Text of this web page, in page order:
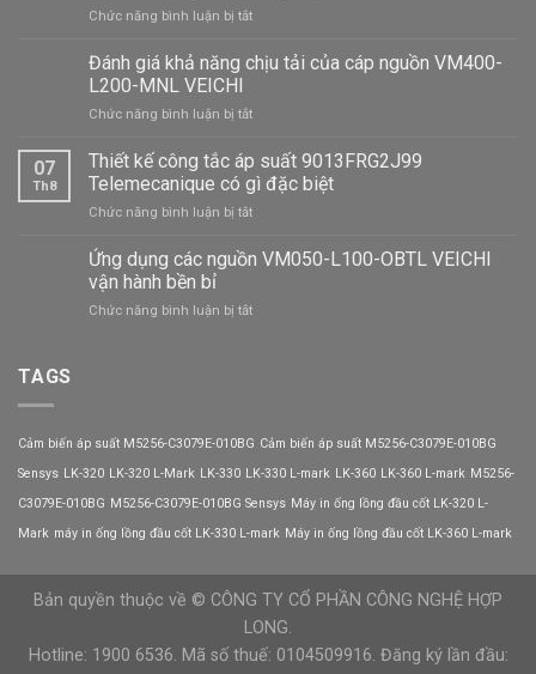
Chức năng bình luận bị tắtở
tắc
9013FHG59J59G4
khả
năng
chịu
tải
Đánh giá khả năng chịu tải của cáp nguồn VM400-
L200-MNL VEICHI
Chức năng bình luận bị tắtở
giá
khả
năng
chịu
của
VM400-
07
Th8
Thiết kế công tắc áp suất 9013FRG2J99
Telemecanique có gì đặc biệt
Chức năng bình luận bị tắtở
kế
áp
đặc
Ứng dụng các nguồn VM050-L100-OBTL VEICHI
vận hành bền bỉ
Chức năng bình luận bị tắtở
OBTL
VEICHI
hành
bền
TAGS
Cảm biến áp suất M5256-C3079E-010BG Cảm biến áp suất M5256-C3079E-010BG
Sensys LK-320 LK-320 L-Mark LK-330 LK-330 L-mark LK-360 LK-360 L-mark M5256-
C3079E-010BG M5256-C3079E-010BG Sensys Máy in ống lồng đầu cốt LK-320 L-
Mark máy in ống lồng đầu cốt LK-330 L-mark Máy in ống lồng đầu cốt LK-360 L-mark
Bản quyền thuộc về © CÔNG TY CỔ PHẦN CÔNG NGHỆ HỢP
LONG.
Hotline: 1900 6536. Mã số thuế: 0104509916. Đăng ký lần đầu: